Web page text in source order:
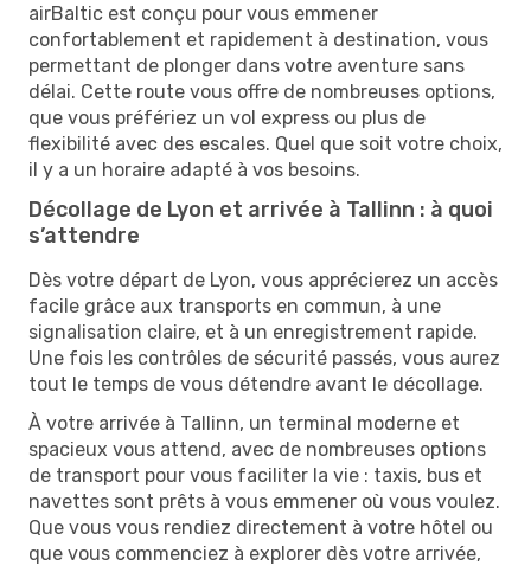
airBaltic est conçu pour vous emmener
confortablement et rapidement à destination, vous
permettant de plonger dans votre aventure sans
délai. Cette route vous offre de nombreuses options,
que vous préfériez un vol express ou plus de
flexibilité avec des escales. Quel que soit votre choix,
il y a un horaire adapté à vos besoins.
Décollage de Lyon et arrivée à Tallinn : à quoi
s’attendre
Dès votre départ de Lyon, vous apprécierez un accès
facile grâce aux transports en commun, à une
signalisation claire, et à un enregistrement rapide.
Une fois les contrôles de sécurité passés, vous aurez
tout le temps de vous détendre avant le décollage.
À votre arrivée à Tallinn, un terminal moderne et
spacieux vous attend, avec de nombreuses options
de transport pour vous faciliter la vie : taxis, bus et
navettes sont prêts à vous emmener où vous voulez.
Que vous vous rendiez directement à votre hôtel ou
que vous commenciez à explorer dès votre arrivée,